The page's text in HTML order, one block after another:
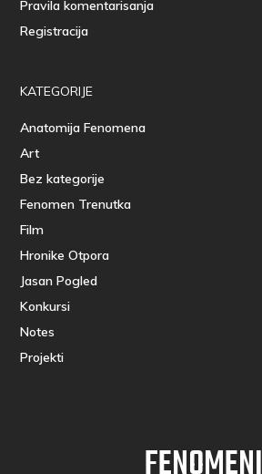
Pravila komentarisanja
Registracija
KATEGORIJE
Anatomija Fenomena
Art
Bez kategorije
Fenomen Trenutka
Film
Hronike Otpora
Jasan Pogled
Konkursi
Notes
Projekti